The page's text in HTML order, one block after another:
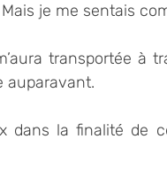
je me sentais
transportée à
auparavant.
dans la finalité de